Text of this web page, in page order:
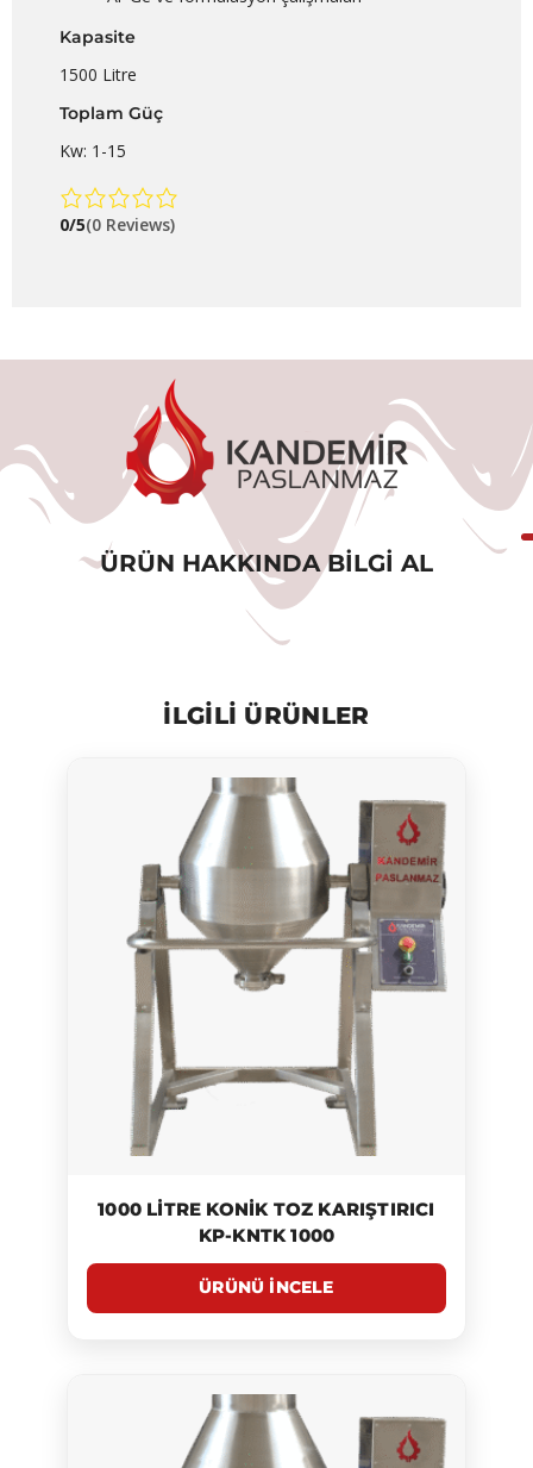
Kapasite
1500 Litre
Toplam Güç
Kw: 1-15
0/5(0 Reviews)
ÜRÜN HAKKINDA BILGI AL
ILGILI ÜRÜNLER
1000 LITRE KONIK TOZ KARIŞTIRICI
KP-KNTK 1000